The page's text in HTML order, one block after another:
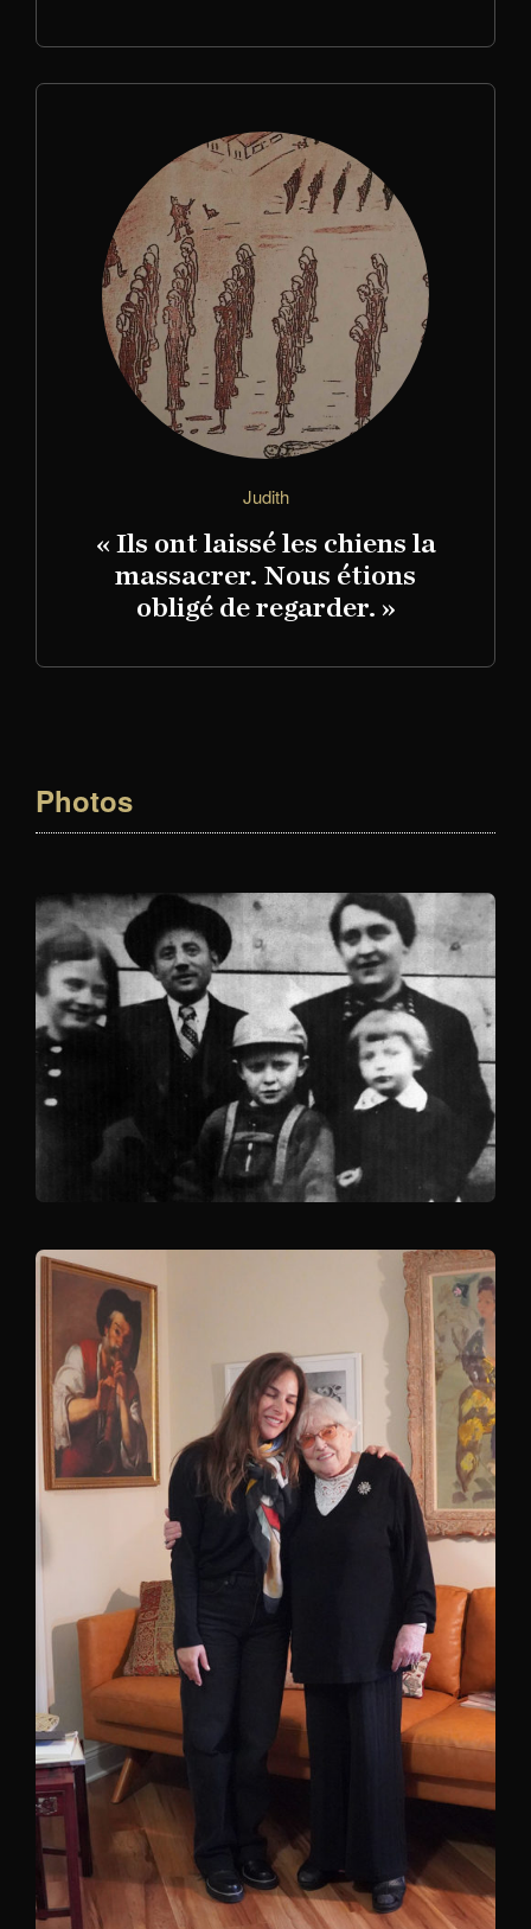
Judith
« Ils ont laissé les chiens la
massacrer. Nous étions
obligé de regarder. »
Photos